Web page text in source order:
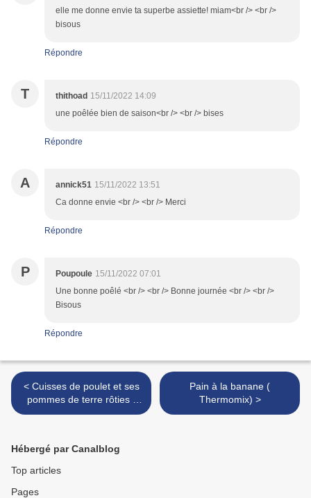
elle me donne envie ta superbe assiette! miam<br /> <br />
bisous
Répondre
T thithoad 15/11/2022 14:09
une poêlée bien de saison<br /> <br /> bises
Répondre
A annick51 15/11/2022 13:51
Ca donne envie <br /> <br /> Merci
Répondre
P Poupoule 15/11/2022 07:01
Une bonne poêlé <br /> <br /> Bonne journée <br /> <br />
Bisous
Répondre
< Cuisses de poulet et ses
pommes de terre rôties (
Extra Crisp )
Pain à la banane (
Thermomix) >
Hébergé par Canalblog
Top articles
Pages